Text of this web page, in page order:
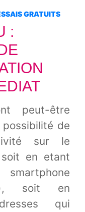
GRATUITS
:
peut-être
de
sur le
en etant
soit en
qui